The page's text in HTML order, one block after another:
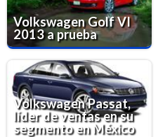
Volkswagen Golf VI
2013 a prueba
Volkswagen Passat,
líder de ventas en su
segmento en México